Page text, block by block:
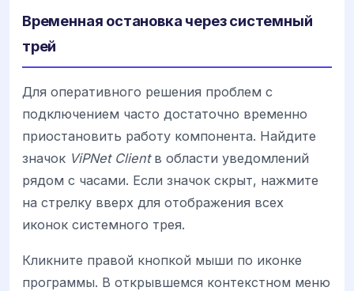
Временная остановка через системный
трей
Для оперативного решения проблем с
подключением часто достаточно временно
приостановить работу компонента. Найдите
значок ViPNet Clientв области уведомлений
рядом с часами. Если значок скрыт, нажмите
на стрелку вверх для отображения всех
иконок системного трея.
Кликните правой кнопкой мыши по иконке
программы. В открывшемся контекстном меню